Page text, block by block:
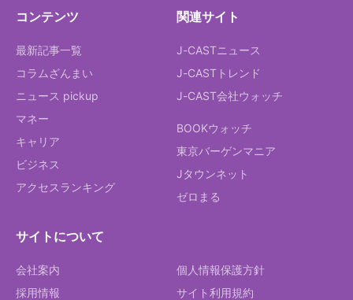
コンテンツ
最新記事一覧
コラムざんまい
ニュース pickup
マネー
キャリア
ビジネス
アクセスランキング
関連サイト
J-CASTニュース
J-CASTトレンド
J-CAST会社ウォッチ
BOOKウォッチ
東京バーゲンマニア
Jタウンネット
ゼロまる
サイトについて
会社案内
採用情報
個人情報保護方針
サイト利用規約